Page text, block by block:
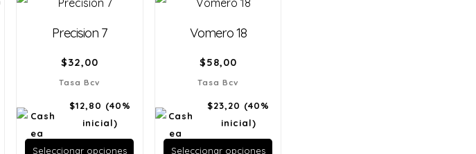
Precision 7
$32,00
Tasa Bcv
$12,80 (40%
inicial)
Seleccionar opciones
Vomero 18
$58,00
Tasa Bcv
$23,20 (40%
inicial)
Seleccionar opciones